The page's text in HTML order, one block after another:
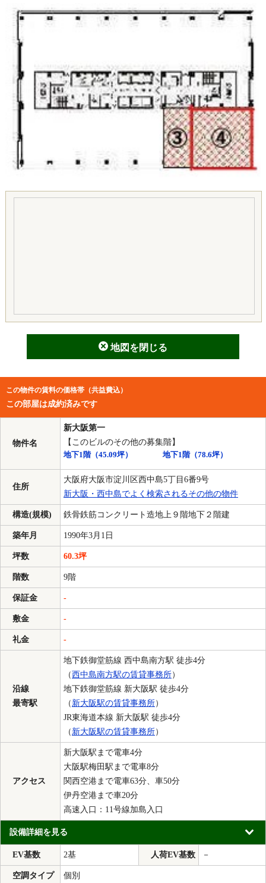
地図を閉じる
この物件の賃料の価格帯（共益費込）
この部屋は成約済みです
物件名
新大阪第一
【このビルのその他の募集階】
地下1階（45.09坪） 地下1階（78.6坪）
住所
大阪府大阪市淀川区西中島5丁目6番9号
新大阪・西中島でよく検索されるその他の物件
構造(規模) 鉄骨鉄筋コンクリート造地上９階地下２階建
築年月 1990年3月1日
坪数 60.3坪
階数 9階
保証金 -
敷金 -
礼金 -
沿線
最寄駅
地下鉄御堂筋線 西中島南方駅 徒歩4分
（西中島南方駅の賃貸事務所）
地下鉄御堂筋線 新大阪駅 徒歩4分
（ 新大阪駅の賃貸事務所）
JR東海道本線 新大阪駅 徒歩4分
（ 新大阪駅の賃貸事務所）
アクセス
新大阪駅まで電車4分
大阪駅梅田駅まで電車8分
関西空港まで電車63分、車50分
伊丹空港まで車20分
高速入口：11号線加島入口
設備詳細を見る
EV基数 2基 人荷EV基数 －
空調タイプ 個別